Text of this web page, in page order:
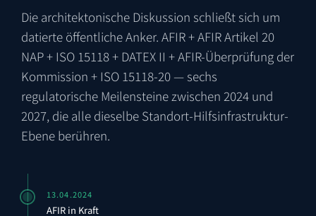
Die architektonische Diskussion schließt sich um
datierte öffentliche Anker. AFIR + AFIR Artikel 20
NAP + ISO 15118 + DATEX II + AFIR-Überprüfung der
Kommission + ISO 15118-20 — sechs
regulatorische Meilensteine zwischen 2024 und
2027, die alle dieselbe Standort-Hilfsinfrastruktur-
Ebene berühren.
13.04.2024
AFIR in Kraft